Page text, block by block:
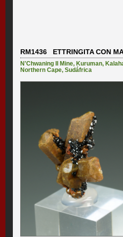
RM1436 ETTRINGITA CON
N'Chwaning II Mine, Kuruman,
Northern Cape,Sudáfrica